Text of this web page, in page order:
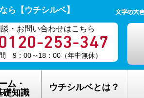
ら【ウチシルベ】
談・お問い合わせはこちら
9：00～18：00（年中無休）
ム・
礎知識
ウチシルベとは？